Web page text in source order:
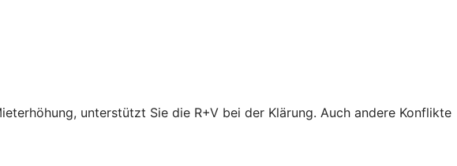
unterstützt Sie die R+V bei der Klärung. Auch andere Konflikte